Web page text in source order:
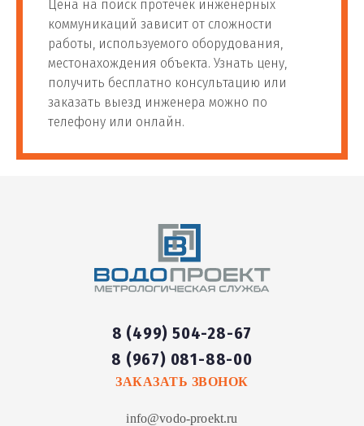
Цена на поиск протечек инженерных
коммуникаций зависит от сложности
работы, используемого оборудования,
местонахождения объекта. Узнать цену,
получить бесплатно консультацию или
заказать выезд инженера можно по
телефону или онлайн.
8 (499) 504-28-67
8 (967) 081-88-00
ЗАКАЗАТЬ ЗВОНОК
info@vodo-proekt.ru